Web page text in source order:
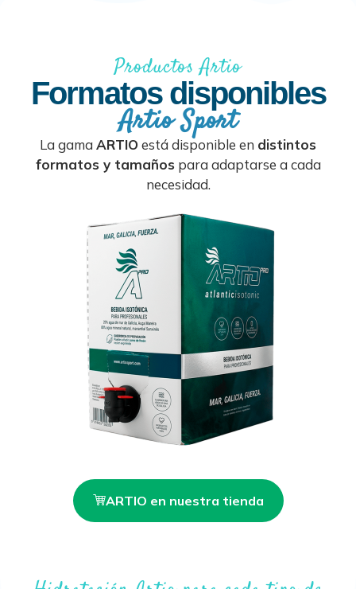
Productos Artio
Formatos disponibles
Artio Sport
La gamaARTIO está disponible en distintos
formatos y tamaños para adaptarse a cada
necesidad.
ARTIO en nuestra tienda